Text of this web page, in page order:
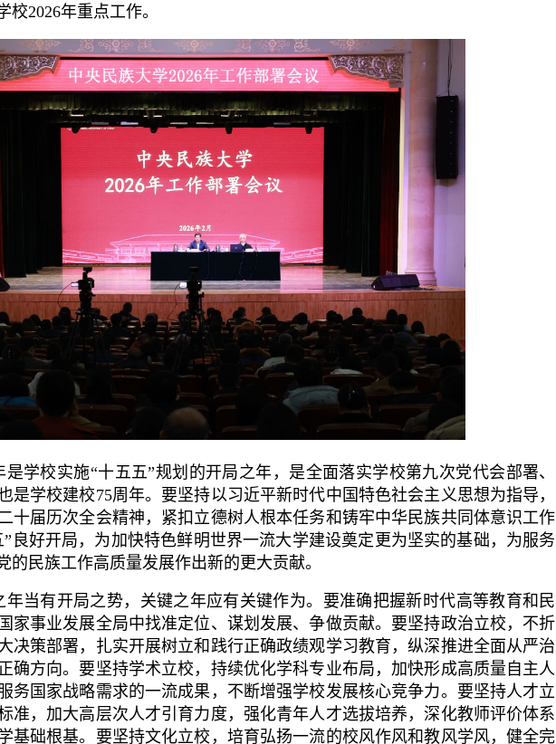
2026年重点工作。
是学校实施“十五五”规划的开局之年，是全面落实学校第九次党代会部署、
是学校建校75周年。要坚持以习近平新时代中国特色社会主义思想为指导，
十届历次全会精神，紧扣立德树人根本任务和铸牢中华民族共同体意识工作
良好开局，为加快特色鲜明世界一流大学建设奠定更为坚实的基础，为服务
的民族工作高质量发展作出新的更大贡献。
年当有开局之势，关键之年应有关键作为。要准确把握新时代高等教育和民
家事业发展全局中找准定位、谋划发展、争做贡献。要坚持政治立校，不折
决策部署，扎实开展树立和践行正确政绩观学习教育，纵深推进全面从严治
确方向。要坚持学术立校，持续优化学科专业布局，加快形成高质量自主人
务国家战略需求的一流成果，不断增强学校发展核心竞争力。要坚持人才立
准，加大高层次人才引育力度，强化青年人才选拔培养，深化教师评价体系
基础根基。要坚持文化立校，培育弘扬一流的校风作风和教风学风，健全完